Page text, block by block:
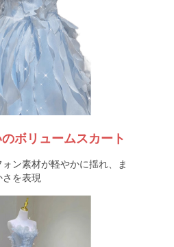
ボリュームスカート
ン素材が軽やかに揺れ、ま
を表現